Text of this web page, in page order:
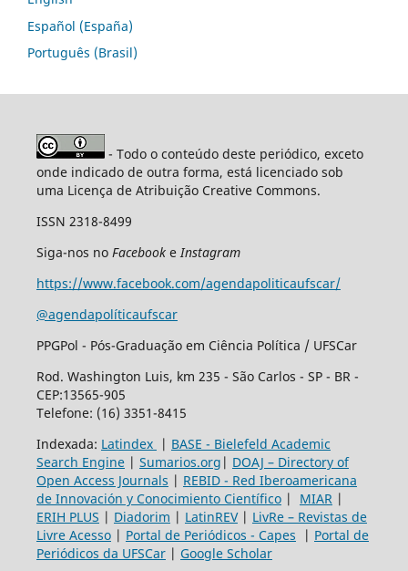
Español (España)
Português (Brasil)
- Todo o conteúdo deste periódico, exceto
onde indicado de outra forma, está licenciado sob
uma Licença de Atribuição Creative Commons.
ISSN 2318-8499
Siga-nos no Facebook eInstagram
https://www.facebook.com/agendapoliticaufscar/
@agendapolíticaufscar
PPGPol - Pós-Graduação em Ciência Política / UFSCar
Rod. Washington Luis, km 235 - São Carlos - SP - BR -
CEP:13565-905
Telefone: (16) 3351-8415
Indexada: Latindex | BASE - Bielefeld Academic
Search Engine| Sumarios.org | DOAJ – Directory of
Open Access Journals | REBID - Red Iberoamericana
de Innovación y Conocimiento Científico| MIAR|
ERIH PLUS | Diadorim | LatinREV| LivRe – Revistas de
Livre Acesso| Portal de Periódicos - Capes | Portal de
Periódicos da UFSCar| Google Scholar